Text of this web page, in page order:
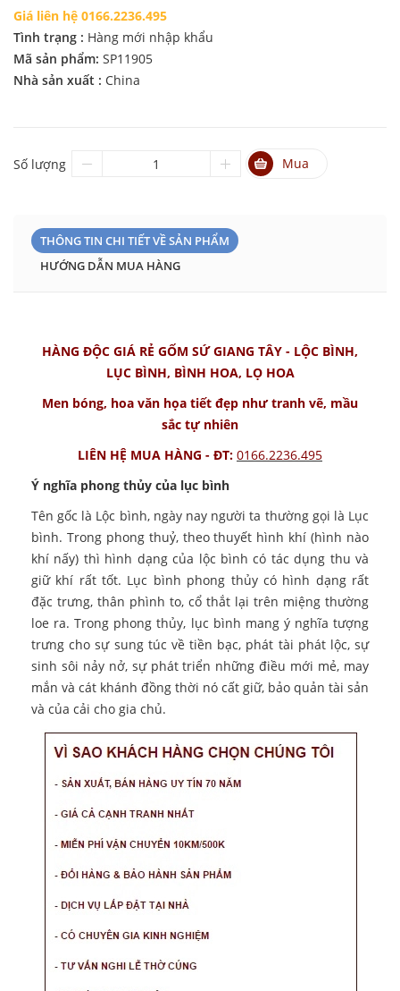
Giá liên hệ 0166.2236.495
Tình trạng : Hàng mới nhập khẩu
Mã sản phẩm: SP11905
Nhà sản xuất : China
Số lượng Mua
THÔNG TIN CHI TIẾT VỀ SẢN PHẨM
HƯỚNG DẪN MUA HÀNG
HÀNG ĐỘC GIÁ RẺ GỐM SỨ GIANG TÂY - LỘC BÌNH,
LỤC BÌNH, BÌNH HOA, LỌ HOA
Men bóng, hoa văn họa tiết đẹp như tranh vẽ, mầu
sắc tự nhiên
LIÊN HỆ MUA HÀNG - ĐT: 0166.2236.495
Ý nghĩa phong thủy của lục bình
Tên gốc là Lộc bình, ngày nay người ta thường gọi là Lục
bình. Trong phong thuỷ, theo thuyết hình khí (hình nào
khí nấy) thì hình dạng của lộc bình có tác dụng thu và
giữ khí rất tốt. Lục bình phong thủy có hình dạng rất
đặc trưng, thân phình to, cổ thắt lại trên miệng thường
loe ra. Trong phong thủy, lục bình mang ý nghĩa tượng
trưng cho sự sung túc về tiền bạc, phát tài phát lộc, sự
sinh sôi nảy nở, sự phát triển những điều mới mẻ, may
mắn và cát khánh đồng thời nó cất giữ, bảo quản tài sản
và của cải cho gia chủ.